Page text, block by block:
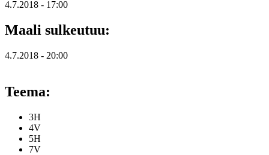
4.7.2018 - 17:00
Maali sulkeutuu:
4.7.2018 - 20:00
Teema:
3H
4V
5H
7V